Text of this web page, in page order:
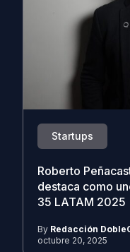
Startups
Roberto
destaca como
35 LATAM 2025
By Redacción
octubre 20, 2025